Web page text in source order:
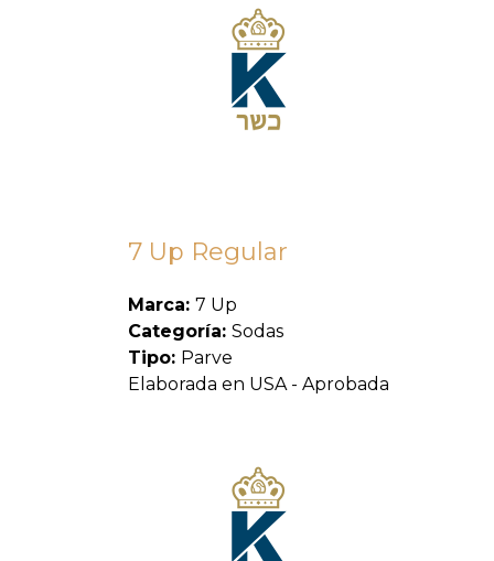
7 Up Regular
Marca: 7 Up
Categoría: Sodas
Tipo: Parve
Elaborada en USA - Aprobada